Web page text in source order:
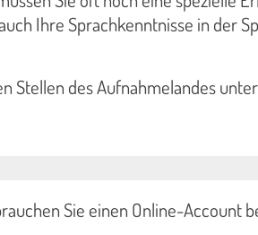
Ihre Sprachkenntnisse in der
Stellen des Aufnahmelandes
Sie einen Online-Account